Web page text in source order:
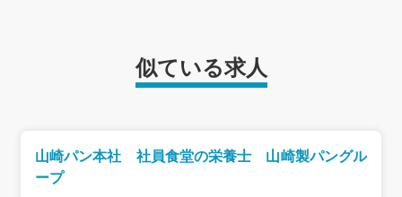
似ている求人
山崎パン本社 社員食堂の栄養士 山崎製パングル
ープ